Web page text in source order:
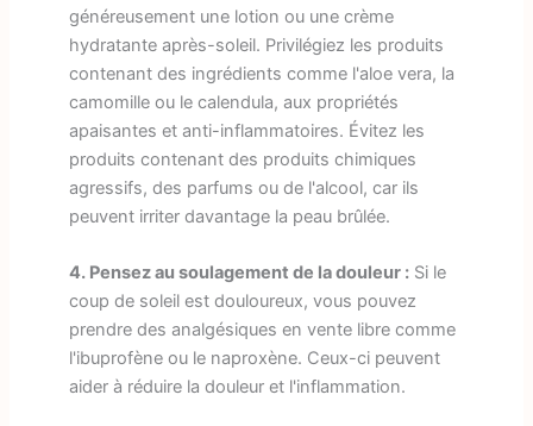
généreusement une lotion ou une crème
hydratante après-soleil. Privilégiez les produits
contenant des ingrédients comme l'aloe vera, la
camomille ou le calendula, aux propriétés
apaisantes et anti-inflammatoires. Évitez les
produits contenant des produits chimiques
agressifs, des parfums ou de l'alcool, car ils
peuvent irriter davantage la peau brûlée.
4. Pensez au soulagement de la douleur :Si le
coup de soleil est douloureux, vous pouvez
prendre des analgésiques en vente libre comme
l'ibuprofène ou le naproxène. Ceux-ci peuvent
aider à réduire la douleur et l'inflammation.